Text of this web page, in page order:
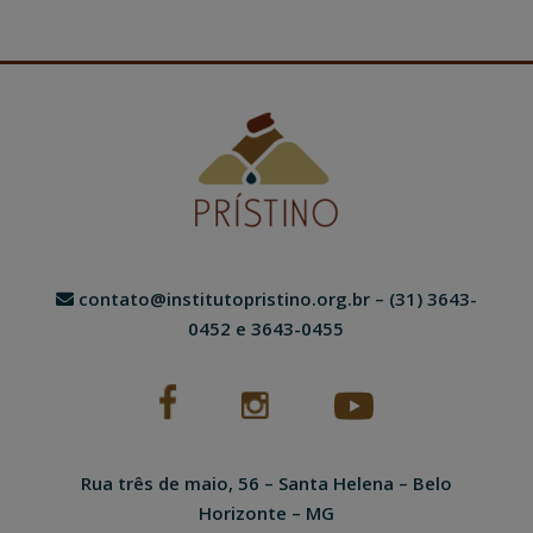
contato@institutopristino.org.br– (31) 3643-
0452 e 3643-0455
Rua três de maio, 56 – Santa Helena – Belo
Horizonte – MG